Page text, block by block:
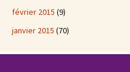
février 2015 (9)
janvier 2015 (70)